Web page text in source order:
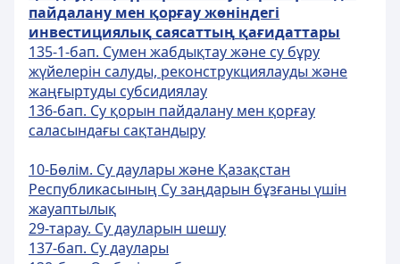
пайдалану мен қорғау жөніндегі
инвестициялықсаясаттың қағидаттары
135-1-бап. Сумен жабдықтау және су бұру
жүйелерін салуды, реконструкциялауды және
жаңғыртуды субсидиялау
136-бап. Су қорын пайдалану мен қорғау
саласындағы сақтандыру
10-Бөлім. Су даулары және Қазақстан
Республикасының Су заңдарын бұзғаны үшін
жауаптылық
29-тарау. Су дауларын шешу
137-бап. Су даулары